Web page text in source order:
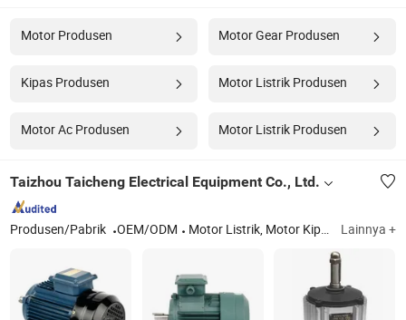
Motor Produsen Motor Gear Produsen
Kipas Produsen Motor Listrik Produsen
Motor Ac Produsen Motor Listrik Produsen
Taizhou Taicheng Electrical Equipment Co., Ltd.
Produsen/Pabrik OEM/ODM Motor Listrik, Motor Kipas, Kipas Exhaust, Kipas Langit-langit Industri Hvls, Motor PM, Aerator Lainnya +